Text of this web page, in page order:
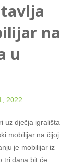
na
u
2022
uz dječja igrališta
mobilijar na čijoj
je mobilijar iz
tri dana bit će